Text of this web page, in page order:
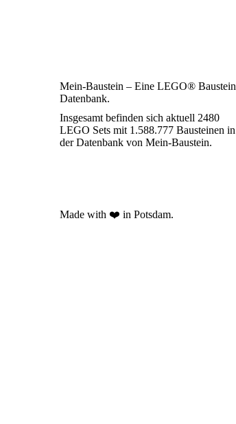
Mein-Baustein – Eine LEGO® Baustein
Datenbank.
Insgesamt befinden sich aktuell 2480
LEGO Sets mit 1.588.777 Bausteinen in
der Datenbank von Mein-Baustein.
Made with ❤️ in Potsdam.